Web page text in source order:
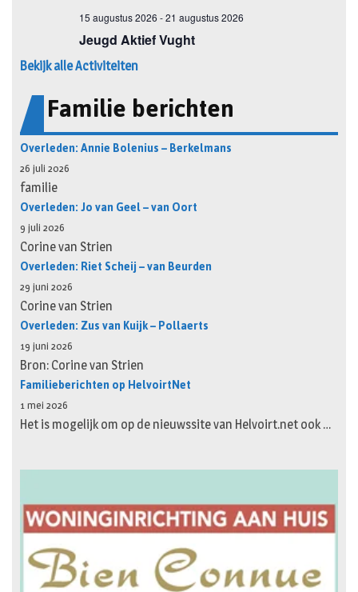
Bekijk alle Activiteiten
Familie berichten
Overleden: Annie Bolenius – Berkelmans
26 juli 2026
familie
Overleden: Jo van Geel – van Oort
9 juli 2026
Corine van Strien
Overleden: Riet Scheij – van Beurden
29 juni 2026
Corine van Strien
Overleden: Zus van Kuijk – Pollaerts
19 juni 2026
Bron: Corine van Strien
Familieberichten op HelvoirtNet
1 mei 2026
Het is mogelijk om op de nieuwssite van Helvoirt.net ook …